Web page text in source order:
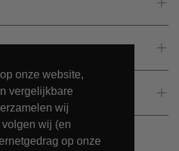
onze website,
vergelijkbare
wij
wij (en
op onze